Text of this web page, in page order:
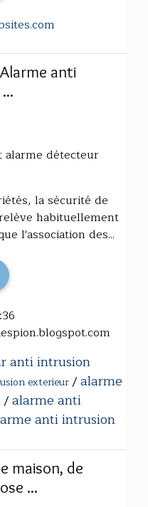
anti
détecteur
la sécurité de
habituellement
l'association des...
anti intrusion
exterieur/alarme
/alarme anti
anti intrusion
maison, de
...